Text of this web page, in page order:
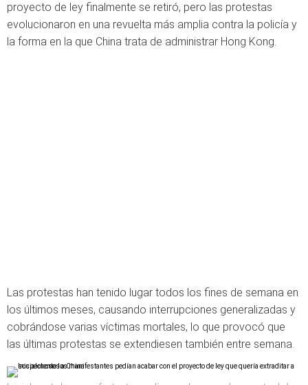
proyecto de ley finalmente se retiró, pero las protestas
evolucionaron en una revuelta más amplia contra la policía y
la forma en la que China trata de administrar Hong Kong.
Las protestas han tenido lugar todos los fines de semana en
los últimos meses, causando interrupciones generalizadas y
cobrándose varias víctimas mortales, lo que provocó que
las últimas protestas se extendiesen también entre semana.